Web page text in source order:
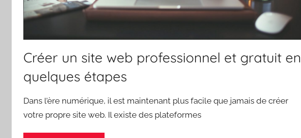
Créer un site web professionnel et gratuit en
quelques étapes
Dans l’ère numérique, il est maintenant plus facile que jamais de créer
votre propre site web. Il existe des plateformes